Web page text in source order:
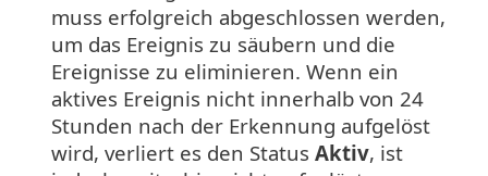
muss erfolgreich abgeschlossen werden,
um das Ereignis zu säubern und die
Ereignisse zu eliminieren. Wenn ein
aktives Ereignis nicht innerhalb von 24
Stunden nach der Erkennung aufgelöst
wird, verliert es den Status Aktiv, ist